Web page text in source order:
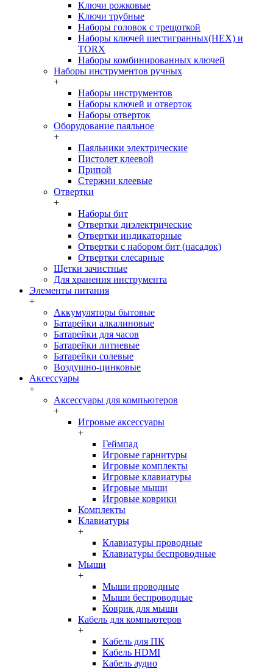
Ключи рожковые
Ключи трубные
Наборы головок c трещоткой
Наборы ключей шестигранных(HEX) и
TORX
Наборы комбинированных ключей
Наборы инструментов ручных
+
Наборы инструментов
Наборы ключей и отверток
Наборы отверток
Оборудование паяльное
+
Паяльники электрические
Пистолет клеевой
Припой
Стержни клеевые
Отвертки
+
Наборы бит
Отвертки диэлектрические
Отвертки индикаторные
Отвертки с набором бит (насадок)
Отвертки слесарные
Щетки зачистные
Для хранения инструмента
Элементы питания
+
Аккумуляторы бытовые
Батарейки алкалиновые
Батарейки для часов
Батарейки литиевые
Батарейки солевые
Воздушно-цинковые
Аксессуары
+
Аксессуары для компьютеров
+
Игровые аксессуары
+
Геймпад
Игровые гарнитуры
Игровые комплекты
Игровые клавиатуры
Игровые мыши
Игровые коврики
Комплекты
Клавиатуры
+
Клавиатуры проводные
Клавиатуры беспроводные
Мыши
+
Мыши проводные
Мыши беспроводные
Коврик для мыши
Кабель для компьютеров
+
Кабель для ПК
Кабель HDMI
Кабель аудио